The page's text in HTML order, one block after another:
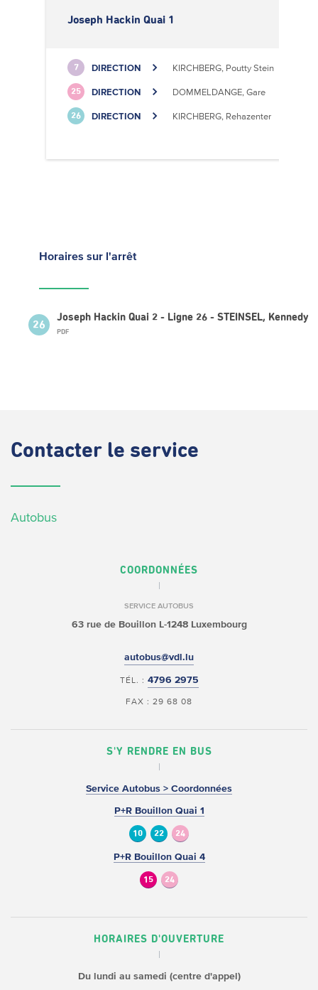
Joseph Hackin Quai 1
7 DIRECTION KIRCHBERG, Poutty Stein
25 DIRECTION DOMMELDANGE, Gare
26 DIRECTION KIRCHBERG, Rehazenter
Horaires sur l'arrêt
26
Joseph Hackin Quai 2 - Ligne 26 - STEINSEL, Kennedy
PDF
Contacter le service
Autobus
COORDONNÉES
SERVICE AUTOBUS
63 rue de BouillonL-1248 Luxembourg
autobus@vdl.lu
TÉL. : 4796 2975
FAX : 29 68 08
S'Y RENDRE EN BUS
Service Autobus > Coordonnées
P+R Bouillon Quai 1
10 22 24
P+R Bouillon Quai 4
15 24
HORAIRES D'OUVERTURE
Du lundi au samedi (centre d'appel)